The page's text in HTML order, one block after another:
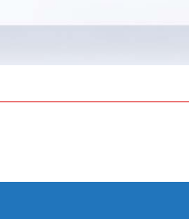
Bu ürüne